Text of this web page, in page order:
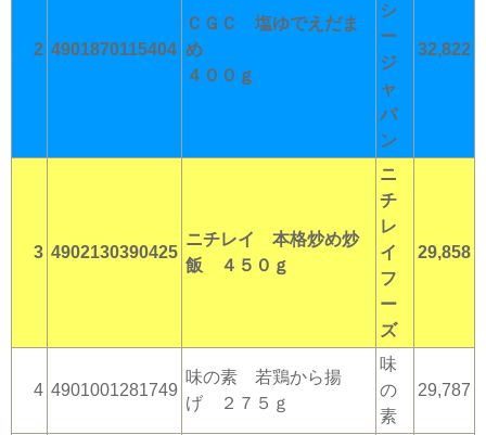
2 4901870115404
ＣＧＣ 塩ゆでえだま
め
４００ｇ
シ
ー
ジ
ャ
パ
ン
32,822
3 4902130390425
ニチレイ 本格炒め炒
飯 ４５０ｇ
ニ
チ
レ
イ
フ
ー
ズ
29,858
4 4901001281749
味の素 若鶏から揚
げ ２７５ｇ
味
の
素
29,787